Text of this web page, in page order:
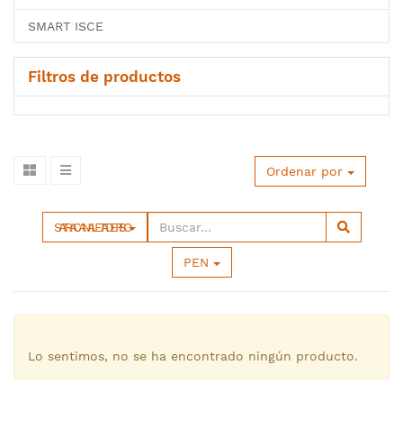
SMART ISCE
Filtros de productos
SATRA CANALETA DE PISO
PEN
Ordenar por
Lo sentimos, no se ha encontrado ningún producto.